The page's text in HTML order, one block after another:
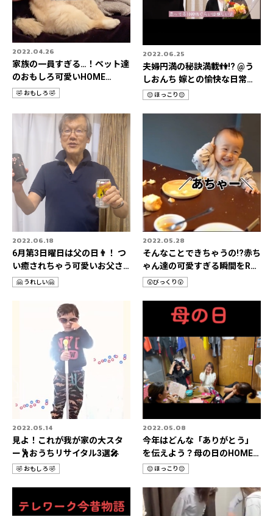
2022.04.26
家族の一員すぎる…！ペット達
のおもしろ可愛いHOME
STORIES 3選📹
カ🤣 おもしろ 🤣
2022.06.25
夫婦円満の秘訣満載👫!? @う
しおんち 嫁との愉快な日常
Rec it 3選📹
カ
テ
😌 ほっこり😌
2022.06.18
6月第3日曜日は父の日👨！ つ
い癒されちゃう可愛いお父さ
ん＆父の日特集📹
カ🤗 うれしい🤗
2022.05.28
そんなことできちゃうの!?赤ち
ゃん達の可愛すぎる瞬間をRec
it📹
カ
テ
😲びっくり😲
2022.05.14
見よ！これが我が家の大スタ
ー🕺おうちリサイタル3選🎤
カ
テ
リ
🤣 おもしろ 🤣
2022.05.08
今年はどんな「ありがとう」
を伝えよう？母の日のHOME
STORIES 3選📹
カ
テ
ゴ
リ
😌 ほっこり😌